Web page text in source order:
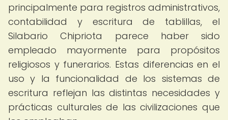
principalmente para registros administrativos,
contabilidad y escritura de tablillas, el
Silabario Chipriota parece haber sido
empleado mayormente para propósitos
religiosos y funerarios. Estas diferencias en el
uso y la funcionalidad de los sistemas de
escritura reflejan las distintas necesidades y
prácticas culturales de las civilizaciones que